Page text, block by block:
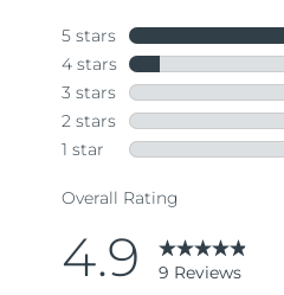
Same
page
link.